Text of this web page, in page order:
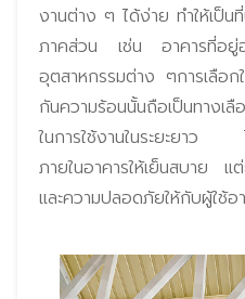
งานต่าง ๆ ได้ง่าย ทำให้เป็น
ภาคส่วน เช่น อาคารที่อ
อุตสาหกรรมต่าง ๆการเลือ
กันความร้อนนั้นถือเป็นทางเ
ในการใช้งานในระยะยาว
ภายในอาคารให้เย็นสบาย แ
และความปลอดภัยให้กับผู้ใช้